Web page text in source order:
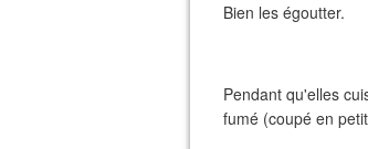
Bien les égoutter.
Pendant qu'elles
fumé (coupé en